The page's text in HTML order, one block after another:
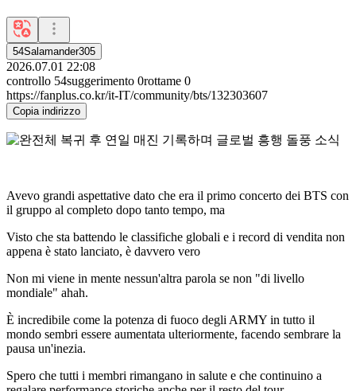
54Salamander305
2026.07.01 22:08
controllo 54suggerimento 0rottame 0
https://fanplus.co.kr/it-IT/community/bts/132303607
Copia indirizzo
Avevo grandi aspettative dato che era il primo concerto dei BTS con
il gruppo al completo dopo tanto tempo, ma
Visto che sta battendo le classifiche globali e i record di vendita non
appena è stato lanciato, è davvero vero
Non mi viene in mente nessun'altra parola se non "di livello
mondiale" ahah.
È incredibile come la potenza di fuoco degli ARMY in tutto il
mondo sembri essere aumentata ulteriormente, facendo sembrare la
pausa un'inezia.
Spero che tutti i membri rimangano in salute e che continuino a